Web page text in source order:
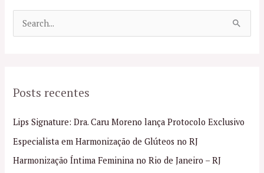
u
s
a
r
Posts recentes
Lips Signature: Dra. Caru Moreno lança Protocolo Exclusivo
Especialista em Harmonização de Glúteos no RJ
Harmonização Íntima Feminina no Rio de Janeiro – RJ